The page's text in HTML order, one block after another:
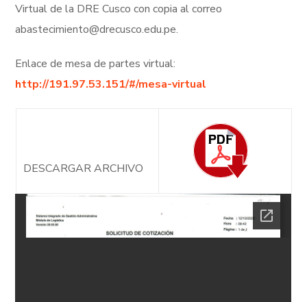
Virtual de la DRE Cusco con copia al correo
abastecimiento@drecusco.edu.pe.
Enlace de mesa de partes virtual:
http://191.97.53.151/#/mesa-virtual
DESCARGAR ARCHIVO